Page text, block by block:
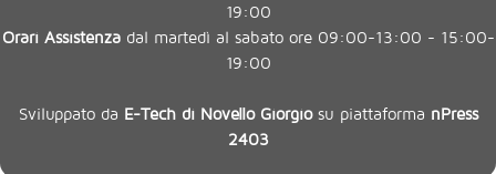
19:00
Orari Assistenzadal martedì al sabato ore 09:00-13:00 - 15:00-
19:00
Sviluppato da E-Tech di Novello Giorgiosu piattaforma nPress
2403